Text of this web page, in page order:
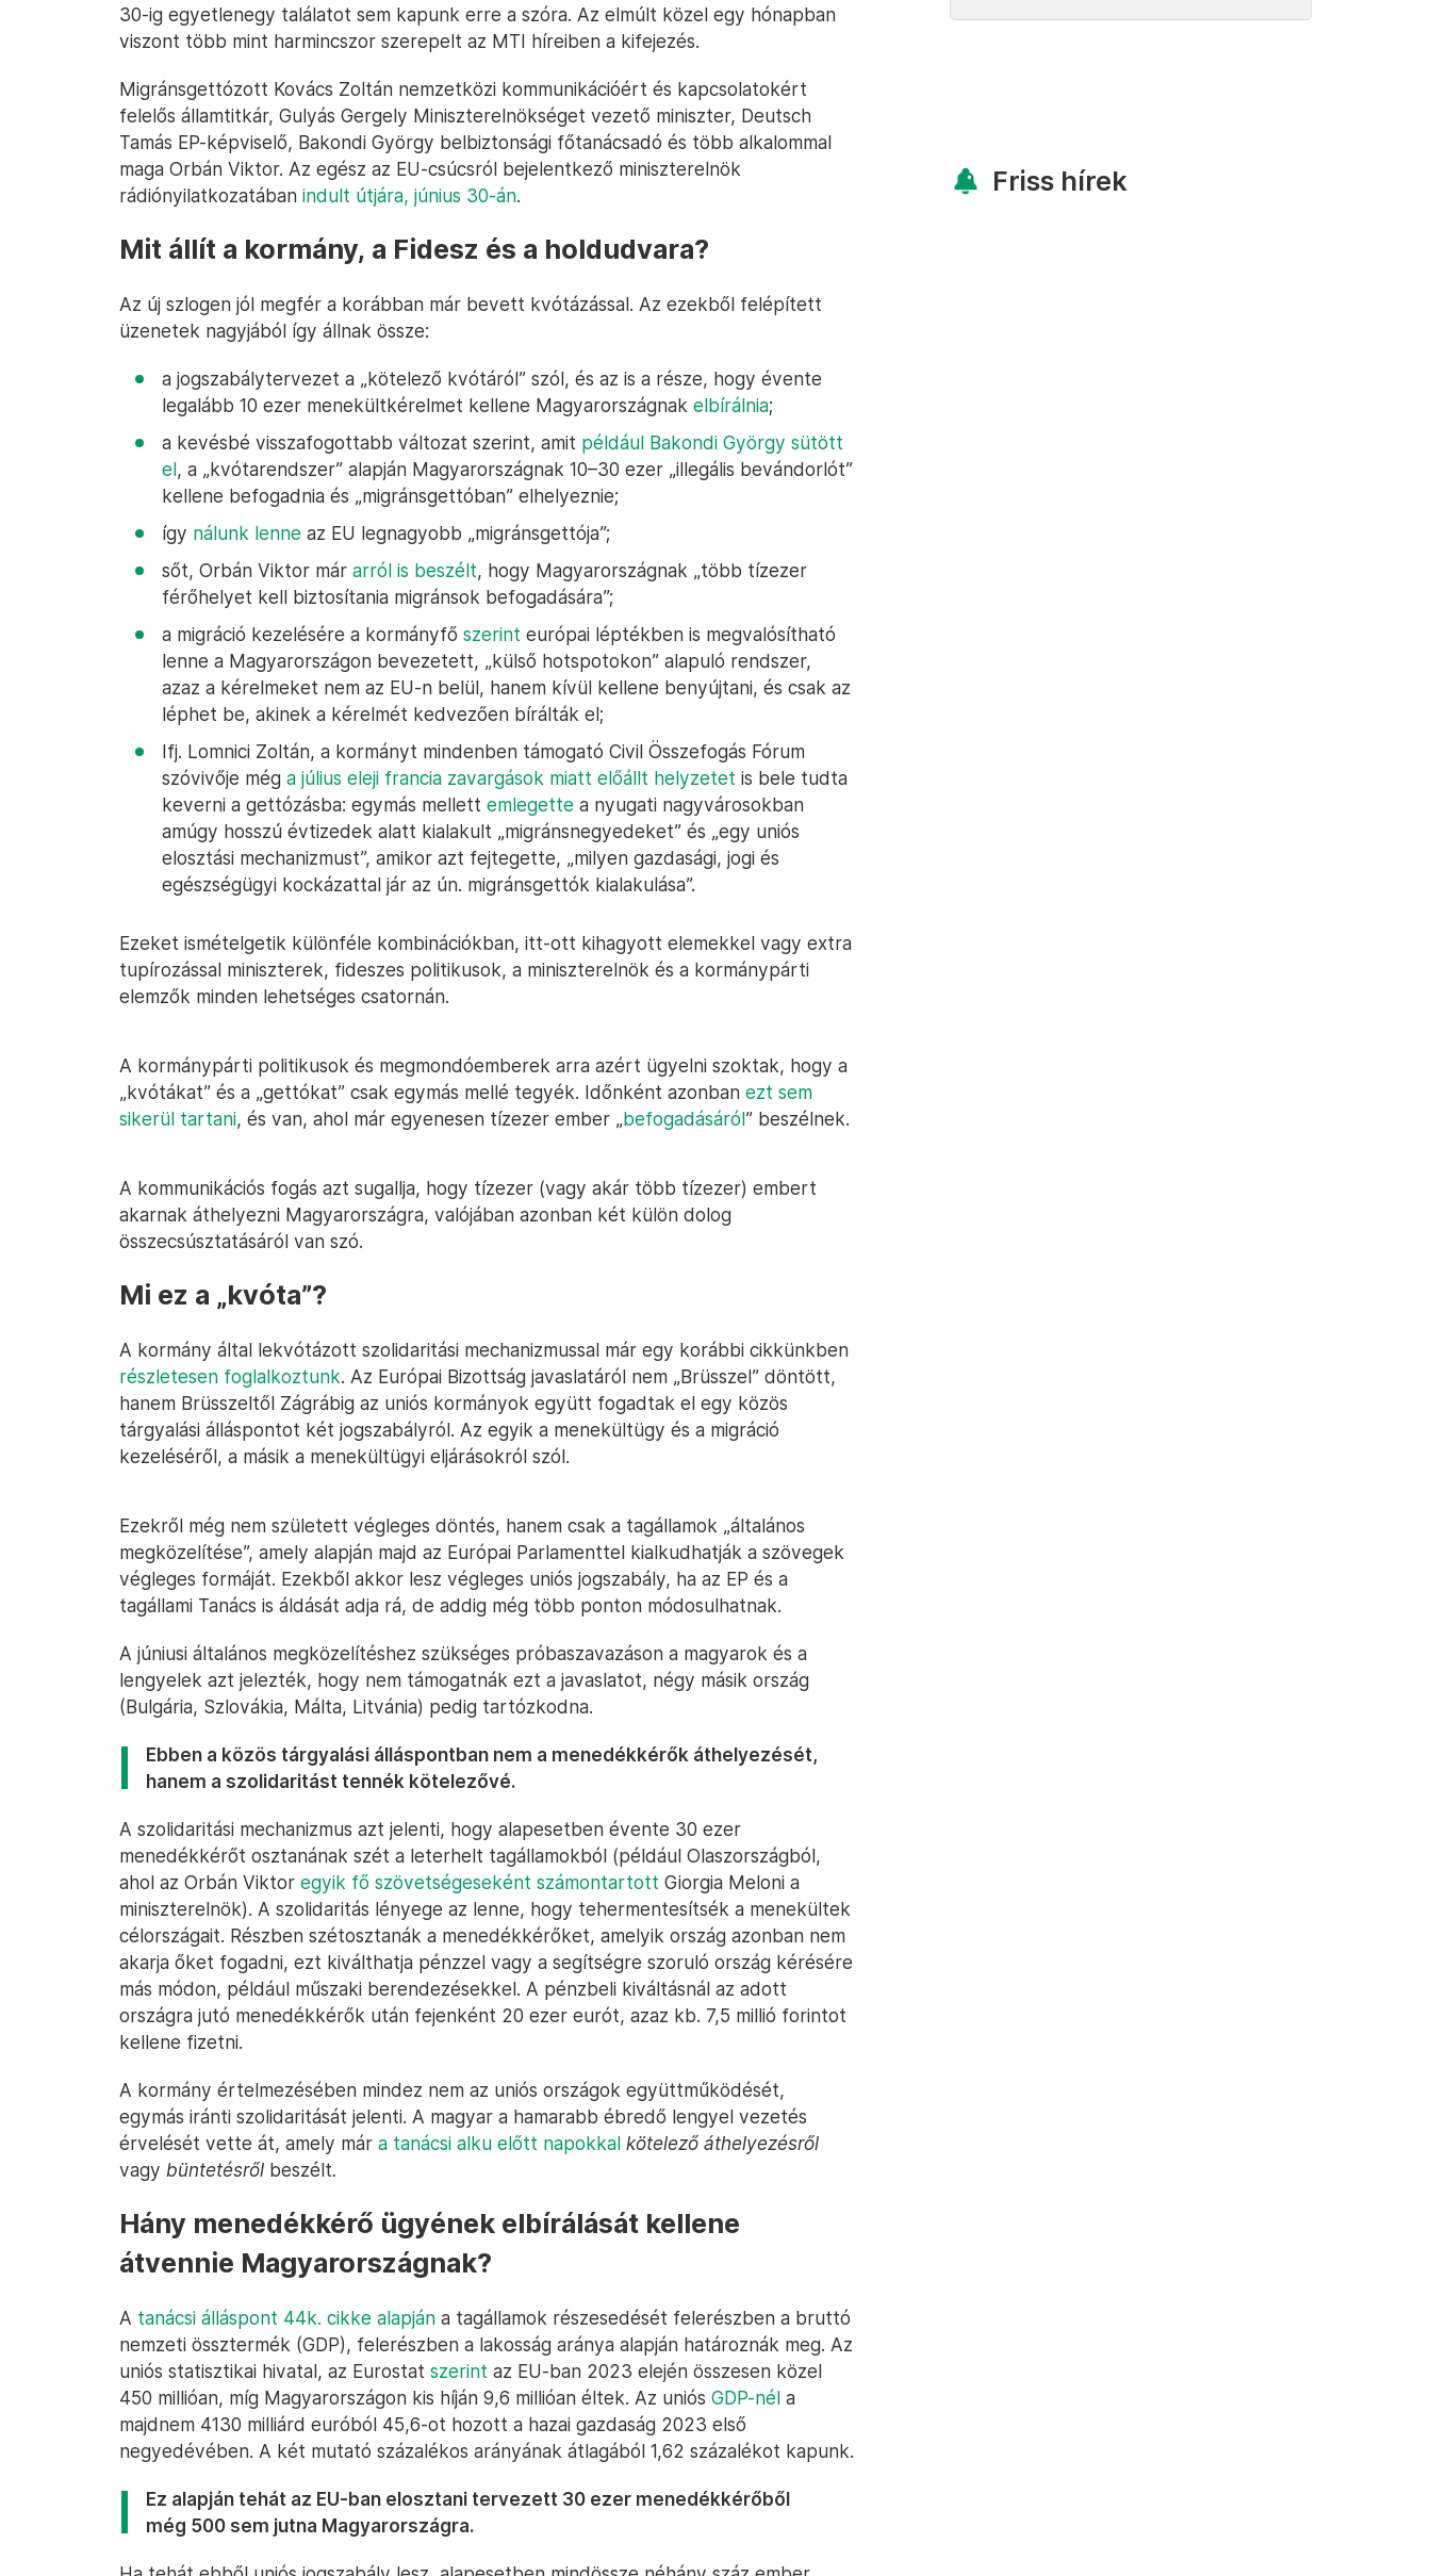
30-ig egyetlenegy találatot sem kapunk erre a szóra. Az elmúlt közel egy hónapban
viszont több mint harmincszor szerepelt az MTI híreiben a kifejezés.
Migránsgettózott Kovács Zoltán nemzetközi kommunikációért és kapcsolatokért
felelős államtitkár, Gulyás Gergely Miniszterelnökséget vezető miniszter, Deutsch
Tamás EP-képviselő, Bakondi György belbiztonsági főtanácsadó és több alkalommal
maga Orbán Viktor. Az egész az EU-csúcsról bejelentkező miniszterelnök
rádiónyilatkozatában indult útjára, június 30-án.
Mit állít a kormány, a Fidesz és a holdudvara?
Az új szlogen jól megfér a korábban már bevett kvótázással. Az ezekből felépített
üzenetek nagyjából így állnak össze:
a jogszabálytervezet a „kötelező kvótáról” szól, és az is a része, hogy évente
legalább 10 ezer menekültkérelmet kellene Magyarországnak elbírálnia;
a kevésbé visszafogottabb változat szerint, amit például Bakondi György sütött
el, a „kvótarendszer” alapján Magyarországnak 10–30 ezer „illegális bevándorlót”
kellene befogadnia és „migránsgettóban” elhelyeznie;
így nálunk lenne az EU legnagyobb „migránsgettója”;
sőt, Orbán Viktor már arról is beszélt, hogy Magyarországnak „több tízezer
férőhelyet kell biztosítania migránsok befogadására”;
a migráció kezelésére a kormányfő szerint európai léptékben is megvalósítható
lenne a Magyarországon bevezetett, „külső hotspotokon” alapuló rendszer,
azaz a kérelmeket nem az EU-n belül, hanem kívül kellene benyújtani, és csak az
léphet be, akinek a kérelmét kedvezően bírálták el;
Ifj. Lomnici Zoltán, a kormányt mindenben támogató Civil Összefogás Fórum
szóvivője még a július eleji francia zavargások miatt előállt helyzetet is bele tudta
keverni a gettózásba: egymás mellett emlegette a nyugati nagyvárosokban
amúgy hosszú évtizedek alatt kialakult „migránsnegyedeket” és „egy uniós
elosztási mechanizmust”, amikor azt fejtegette, „milyen gazdasági, jogi és
egészségügyi kockázattal jár az ún. migránsgettók kialakulása”.
Ezeket ismételgetik különféle kombinációkban, itt-ott kihagyott elemekkel vagy extra
tupírozással miniszterek, fideszes politikusok, a miniszterelnök és a kormánypárti
elemzők minden lehetséges csatornán.
A kormánypárti politikusok és megmondóemberek arra azért ügyelni szoktak, hogy a
„kvótákat” és a „gettókat” csak egymás mellé tegyék. Időnként azonban ezt sem
sikerül tartani, és van, ahol már egyenesen tízezer ember „befogadásáról” beszélnek.
A kommunikációs fogás azt sugallja, hogy tízezer (vagy akár több tízezer) embert
akarnak áthelyezni Magyarországra, valójában azonban két külön dolog
összecsúsztatásáról van szó.
Mi ez a „kvóta”?
A kormány által lekvótázott szolidaritási mechanizmussal már egy korábbi cikkünkben
részletesen foglalkoztunk. Az Európai Bizottság javaslatáról nem „Brüsszel” döntött,
hanem Brüsszeltől Zágrábig az uniós kormányok együtt fogadtak el egy közös
tárgyalási álláspontot két jogszabályról. Az egyik a menekültügy és a migráció
kezeléséről, a másik a menekültügyi eljárásokról szól.
Ezekről még nem született végleges döntés, hanem csak a tagállamok „általános
megközelítése”, amely alapján majd az Európai Parlamenttel kialkudhatják a szövegek
végleges formáját. Ezekből akkor lesz végleges uniós jogszabály, ha az EP és a
tagállami Tanács is áldását adja rá, de addig még több ponton módosulhatnak.
A júniusi általános megközelítéshez szükséges próbaszavazáson a magyarok és a
lengyelek azt jelezték, hogy nem támogatnák ezt a javaslatot, négy másik ország
(Bulgária, Szlovákia, Málta, Litvánia) pedig tartózkodna.
Ebben a közös tárgyalási álláspontban nem a menedékkérők áthelyezését,
hanem a szolidaritást tennék kötelezővé.
A szolidaritási mechanizmus azt jelenti, hogy alapesetben évente 30 ezer
menedékkérőt osztanának szét a leterhelt tagállamokból (például Olaszországból,
ahol az Orbán Viktor egyik fő szövetségeseként számontartott Giorgia Meloni a
miniszterelnök). A szolidaritás lényege az lenne, hogy tehermentesítsék a menekültek
célországait. Részben szétosztanák a menedékkérőket, amelyik ország azonban nem
akarja őket fogadni, ezt kiválthatja pénzzel vagy a segítségre szoruló ország kérésére
más módon, például műszaki berendezésekkel. A pénzbeli kiváltásnál az adott
országra jutó menedékkérők után fejenként 20 ezer eurót, azaz kb. 7,5 millió forintot
kellene fizetni.
A kormány értelmezésében mindez nem az uniós országok együttműködését,
egymás iránti szolidaritását jelenti. A magyar a hamarabb ébredő lengyel vezetés
érvelését vette át, amely már a tanácsi alku előtt napokkal kötelező áthelyezésről
vagy büntetésről beszélt.
Hány menedékkérő ügyének elbírálását kellene
átvennie Magyarországnak?
A tanácsi álláspont 44k. cikke alapján a tagállamok részesedését felerészben a bruttó
nemzeti össztermék (GDP), felerészben a lakosság aránya alapján határoznák meg. Az
uniós statisztikai hivatal, az Eurostat szerint az EU-ban 2023 elején összesen közel
450 millióan, míg Magyarországon kis híján 9,6 millióan éltek. Az uniós GDP-nél a
majdnem 4130 milliárd euróból 45,6-ot hozott a hazai gazdaság 2023 első
negyedévében. A két mutató százalékos arányának átlagából 1,62 százalékot kapunk.
Ez alapján tehát az EU-ban elosztani tervezett 30 ezer menedékkérőből
még 500 sem jutna Magyarországra.
Friss hírek